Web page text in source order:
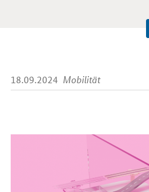
18.09.2024 Mobilität
uns